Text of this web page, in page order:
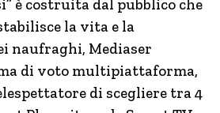
è costruita dal pubblico che
la vita e la
naufraghi, Mediaser
di voto multipiattaforma,
di scegliere tra 4